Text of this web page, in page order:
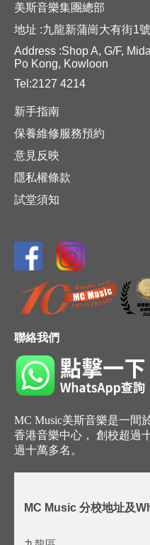
美斯音樂集團總部
地址 :九龍新蒲崗大有街1
Address :Shop A, G/F,
Po Kong, Kowloon
Tel:2127 4214
新手指南
保養維修服務預約
意見反映
隱私權條款
試堂須知
聯絡我們
MC Music美斯音樂是一間
香港音樂中心， 創校超過
過十萬多名。
MC Music 分校地址及